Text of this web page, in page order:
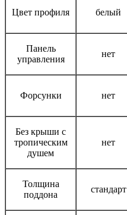
Цвет профиля белый
Панель
управления
нет
Форсунки нет
Без крыши с
тропическим
душем
нет
Толщина
поддона
стандарт